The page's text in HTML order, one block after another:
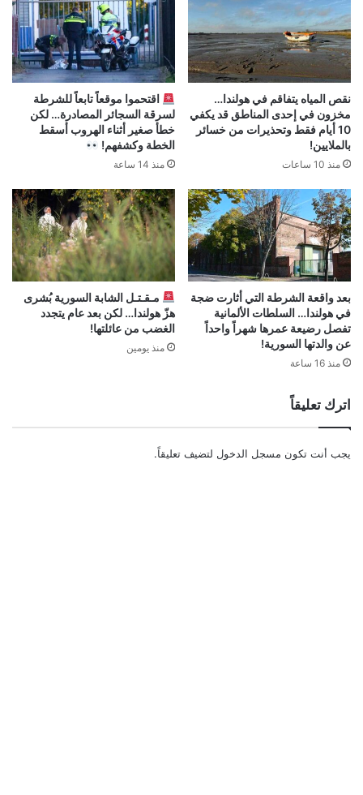
نقص المياه يتفاقم في هولندا…
مخزون في إحدى المناطق قد يكفي
10 أيام فقط وتحذيرات من خسائر
بالملايين!
منذ 10 ساعات
اقتحموا موقعاً تابعاً للشرطة
لسرقة السجائر المصادرة… لكن
خطأ صغير أثناء الهروب أسقط
الخطة وكشفهم!
منذ 14 ساعة
بعد واقعة الشرطة التي أثارت ضجة
في هولندا… السلطات الألمانية
تفصل رضيعة عمرها شهراً واحداً
عن والدتها السورية!
منذ 16 ساعة
مـقـتـل الشابة السورية بُشرى
هزّ هولندا… لكن بعد عام يتجدد
الغضب من عائلتها!
منذ يومين
اترك تعليقاً
يجب أنت تكون مسجل الدخول لتضيف تعليقاً.